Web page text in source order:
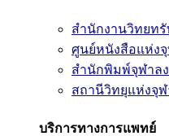
สำนักงานวิทยท
ศูนย์หนังสือแห่งจุ
สำนักพิมพ์จุฬาล
สถานีวิทยุแห่งจุฬ
บริการทางการแพทย์